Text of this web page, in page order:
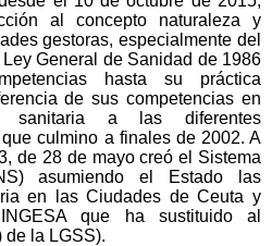
al concepto naturaleza y
gestoras, especialmente del
General de Sanidad de 1986
hasta su práctica
de sus competencias en
sanitaria a las diferentes
culmino a finales de 2002. A
de 28 de mayo creó el Sistema
asumiendo el Estado las
en las Ciudades de Ceuta y
que ha sustituido al
de la LGSS).